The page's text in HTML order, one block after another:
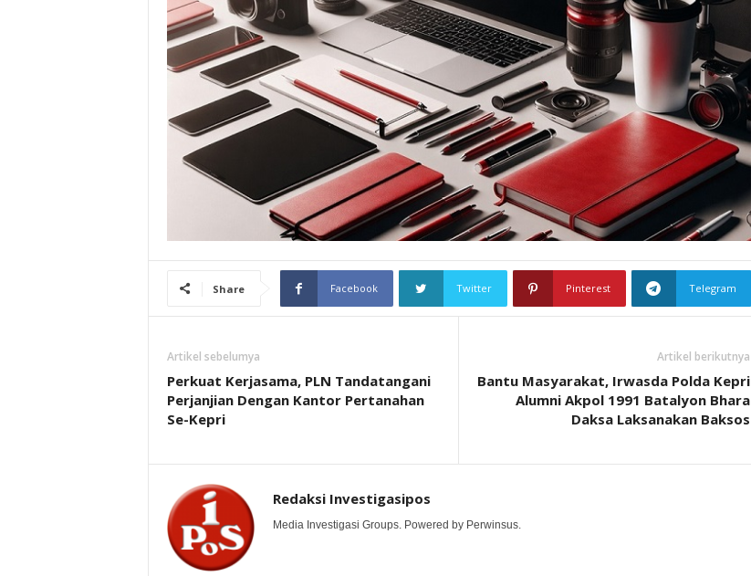
Share Facebook Twitter Pinterest Telegram
Artikel sebelumya
Perkuat Kerjasama, PLN Tandatangani
Perjanjian Dengan Kantor Pertanahan
Se-Kepri
Artikel berikutnya
Bantu Masyarakat, Irwasda Polda Kepri
Alumni Akpol 1991 Batalyon Bhara
Daksa Laksanakan Baksos
Redaksi Investigasipos
Media Investigasi Groups. Powered by Perwinsus.